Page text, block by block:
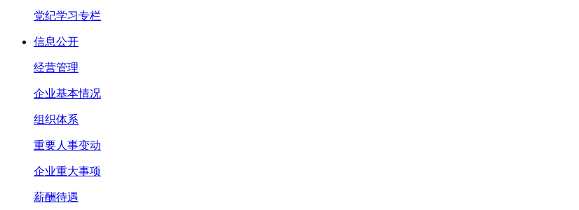
党纪学习专栏
信息公开
经营管理
企业基本情况
组织体系
重要人事变动
企业重大事项
薪酬待遇